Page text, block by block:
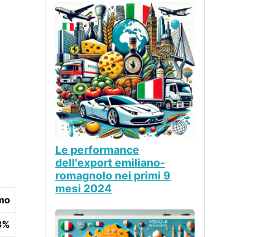
Le performance
dell'export emiliano-
romagnolo nei primi 9
mesi 2024